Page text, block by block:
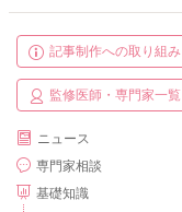
記事制作への取り組み
監修医師・専門家一覧
ニュース
専門家相談
基礎知識